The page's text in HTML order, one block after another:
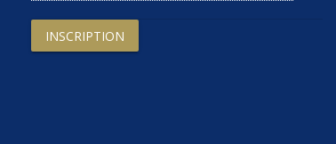
INSCRIPTION